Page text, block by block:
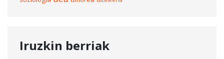
Iruzkin berriak